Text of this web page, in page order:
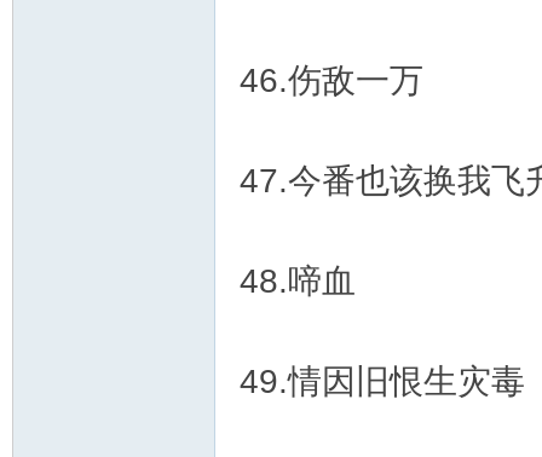
46.伤敌一万
47.今番也该换我飞
48.啼血
49.情因旧恨生灾毒